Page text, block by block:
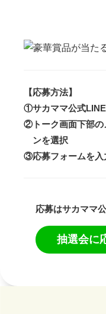
【応募方法】
①サカママ公式
②トーク画面下部の
ンを選択
③応募フォームを入
応募はサカママ
抽選会に